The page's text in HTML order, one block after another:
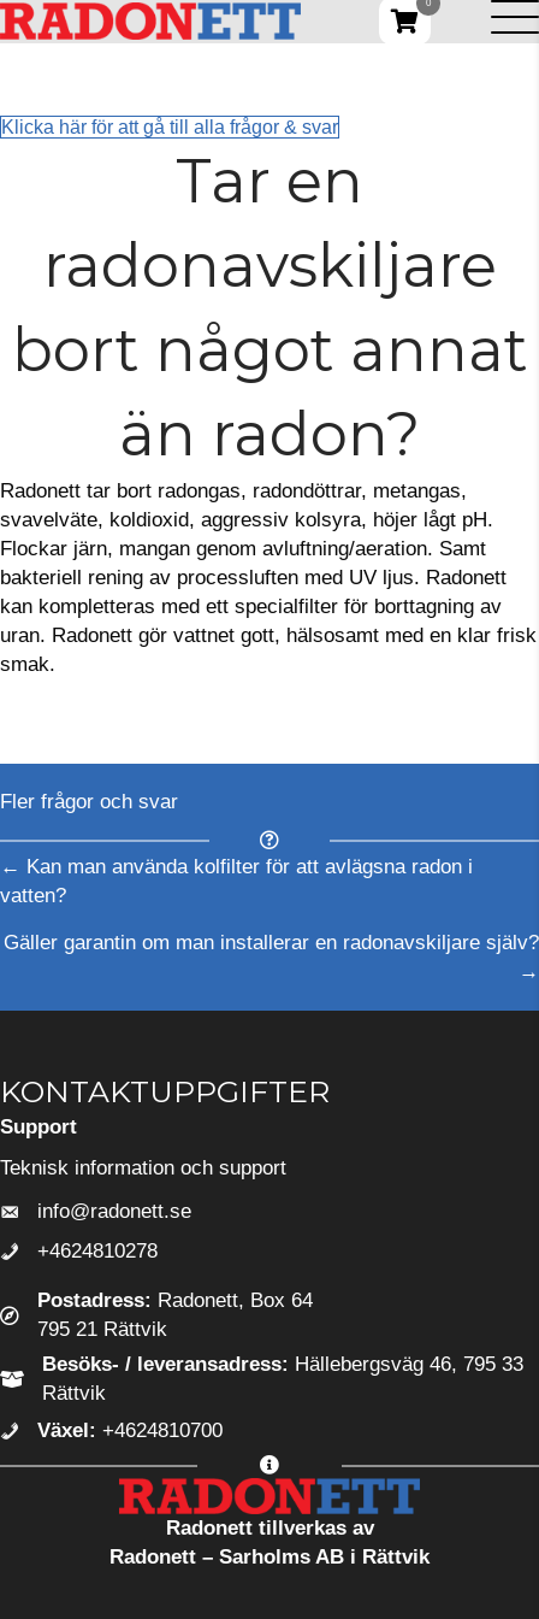
Klicka här för att gå till alla frågor & svar
Tar en
radonavskiljare
bort något annat
än radon?
Radonett tar bort radongas, radondöttrar, metangas,
svavelväte, koldioxid, aggressiv kolsyra, höjer lågt pH.
Flockar järn, mangan genom avluftning/aeration. Samt
bakteriell rening av processluften med UV ljus. Radonett
kan kompletteras med ett specialfilter för borttagning av
uran. Radonett gör vattnet gott, hälsosamt med en klar frisk
smak.
Fler frågor och svar
Posts
← Kan man använda kolfilter för att avlägsna radon i
vatten?
Gäller garantin om man installerar en radonavskiljare själv?
→
KONTAKTUPPGIFTER
Support
Teknisk information och support
info@radonett.se
info@radonett.se
0248-102 78
+4624810278
Postadress: Radonett, Box 64
795 21 Rättvik
Besöks- / leveransadress: Hällebergsväg 46, 795 33
Rättvik
Växel: +4624810700
Radonett tillverkas av
Radonett – Sarholms AB i Rättvik